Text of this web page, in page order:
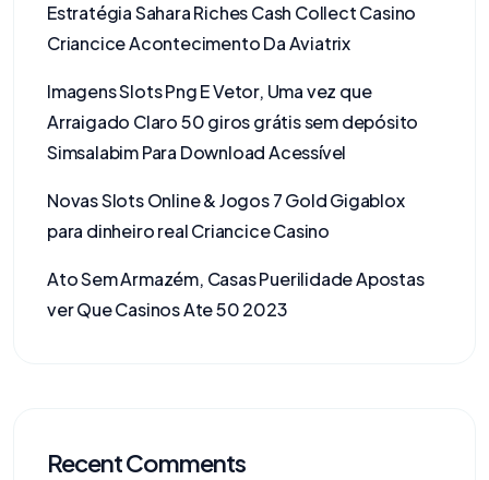
Estratégia Sahara Riches Cash Collect Casino
Criancice Acontecimento Da Aviatrix
Imagens Slots Png E Vetor, Uma vez que
Arraigado Claro 50 giros grátis sem depósito
Simsalabim Para Download Acessível
Novas Slots Online & Jogos 7 Gold Gigablox
para dinheiro real Criancice Casino
Ato Sem Armazém, Casas Puerilidade Apostas
ver Que Casinos Ate 50 2023
Recent Comments